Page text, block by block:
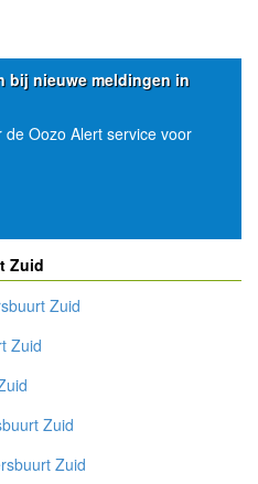
bij nieuwe meldingen in
Oozo Alert service voor
Zuid
Zuid
Zuid
Zuid
Zuid